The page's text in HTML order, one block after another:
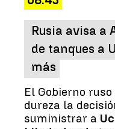
Rusia avisa a
de tanques a
más
El Gobierno
dureza la
suministrar a